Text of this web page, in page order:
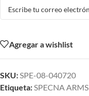
Agregar a wishlist
SKU:SPE-08-040720
Etiqueta:SPECNA ARMS